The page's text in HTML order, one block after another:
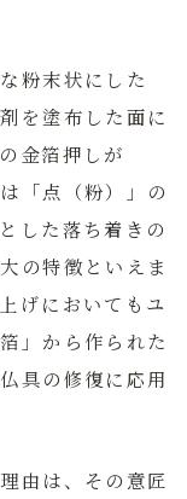
粉末状にした
を塗布した面に
金箔押しが
「点（粉）」の
した落ち着きの
の特徴といえま
げにおいてもユ
」から作られた
具の修復に応用
由は、その意匠